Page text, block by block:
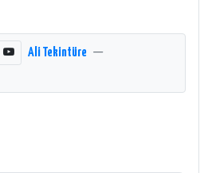
Ali Tekintüre —